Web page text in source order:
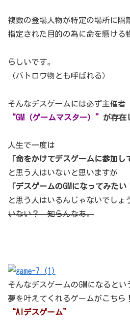
複数の登場人物が特定の場所に隔
指定された目的の為に命を懸ける
らしいです。
（バトロワ物とも呼ばれる）
そんなデスゲームには必ず主催者
“GM（ゲームマスター）” が存在
人生で一度は
「命をかけてデスゲームに参加し
と思う人はいないと思いますが
「デスゲームのGMになってみたい
と思う人はいるんじゃないでしょ
いない？ 知らんなあ。
そんなデスゲームのGMになるとい
夢を叶えてくれるゲームがこちら！
“AIデスゲーム”